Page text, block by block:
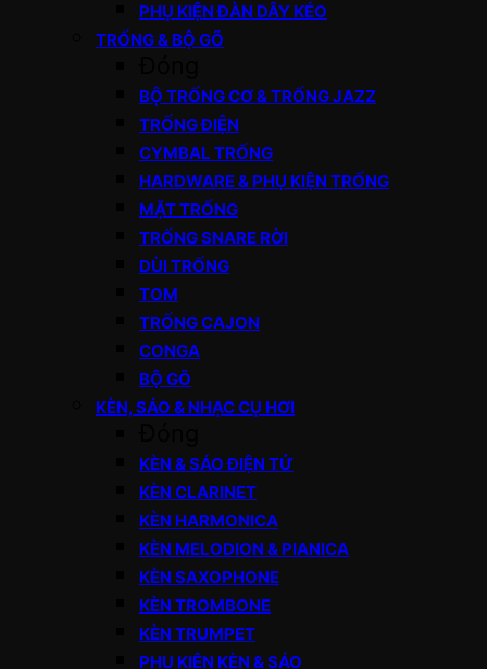
PHỤ KIỆN ĐÀN DÂY KÉO
TRỐNG & BỘ GÕ
BỘ TRỐNG CƠ & TRỐNG JAZZ
TRỐNG ĐIỆN
CYMBAL TRỐNG
HARDWARE & PHỤ KIỆN TRỐNG
MẶT TRỐNG
TRỐNG SNARE RỜI
DÙI TRỐNG
TOM
TRỐNG CAJON
CONGA
BỘ GÕ
KÈN, SÁO & NHẠC CỤ HƠI
KÈN & SÁO ĐIỆN TỬ
KÈN CLARINET
KÈN HARMONICA
KÈN MELODION & PIANICA
KÈN SAXOPHONE
KÈN TROMBONE
KÈN TRUMPET
PHỤ KIỆN KÈN & SÁO